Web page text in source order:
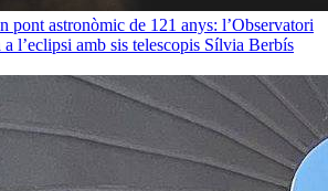
pont astronòmic de 121 anys: l’Observatori
a l’eclipsi amb sis telescopis Sílvia Berbís